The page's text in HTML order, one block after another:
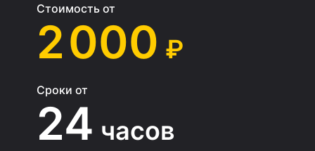
Стоимость от
2 000 ₽
Сроки от
24 часов